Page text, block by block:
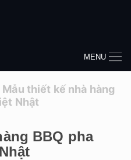
MENU
Mẫu thiết kế nhà hàng
Nhật
BBQ pha